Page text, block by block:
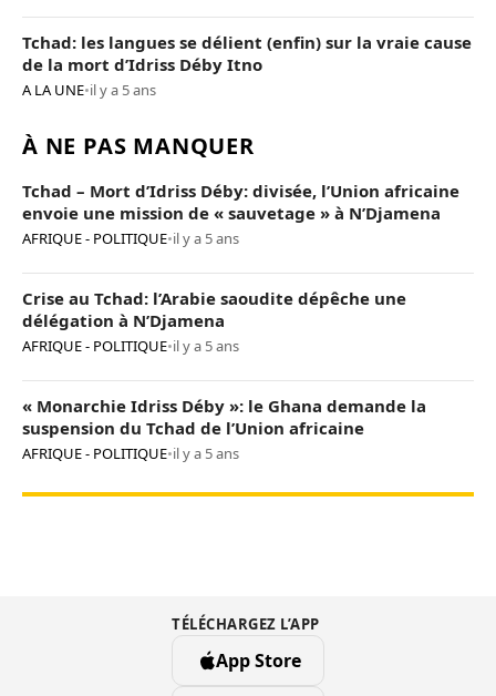
Tchad: les langues se délient (enfin) sur la vraie cause
de la mort d’Idriss Déby Itno
A LA UNE•il y a 5 ans
À NE PAS MANQUER
Tchad – Mort d’Idriss Déby: divisée, l’Union africaine
envoie une mission de « sauvetage » à N’Djamena
AFRIQUE - POLITIQUE•il y a 5 ans
Crise au Tchad: l’Arabie saoudite dépêche une
délégation à N’Djamena
AFRIQUE - POLITIQUE•il y a 5 ans
« Monarchie Idriss Déby »: le Ghana demande la
suspension du Tchad de l’Union africaine
AFRIQUE - POLITIQUE•il y a 5 ans
TÉLÉCHARGEZ L’APP
App Store